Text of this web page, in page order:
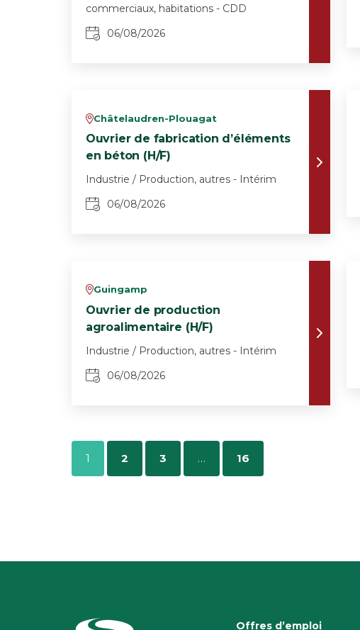
commerciaux, habitations - CDD
06/08/2026
vChâtelaudren-Plouagat
Ouvrier de fabrication d’éléments
en béton (H/F)
Industrie / Production, autres - Intérim
06/08/2026
vGuingamp
Ouvrier de production
agroalimentaire (H/F)
Industrie / Production, autres - Intérim
06/08/2026
1 2 3 … 16
Offres d’emploi